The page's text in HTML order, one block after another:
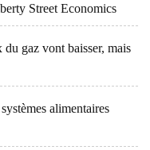
Street Economics
gaz vont baisser, mais
alimentaires